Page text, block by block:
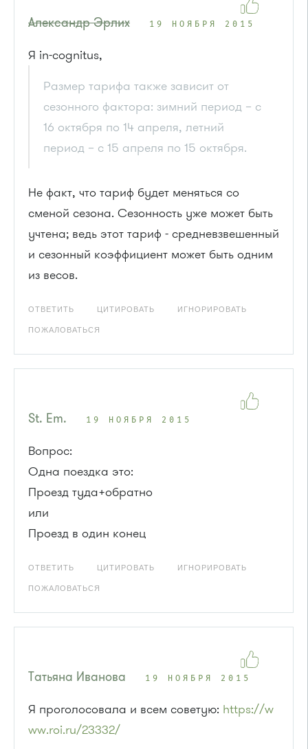
Александр Эрлих 19 НОЯБРЯ 2015
Я in-cognitus,
Размер тарифа также зависит от
сезонного фактора: зимний период – с
16 октября по 14 апреля, летний
период – с 15 апреля по 15 октября.
Не факт, что тариф будет меняться со
сменой сезона. Сезонность уже может быть
учтена; ведь этот тариф - средневзвешенный
и сезонный коэффициент может быть одним
из весов.
ОТВЕТИТЬ ЦИТИРОВАТЬ ИГНОРИРОВАТЬ
ПОЖАЛОВАТЬСЯ
St. Em. 19 НОЯБРЯ 2015
Вопрос:
Одна поездка это:
Проезд туда+обратно
или
Проезд в один конец
ОТВЕТИТЬ ЦИТИРОВАТЬ ИГНОРИРОВАТЬ
ПОЖАЛОВАТЬСЯ
Татьяна Иванова 19 НОЯБРЯ 2015
Я проголосовала и всем советую: https://w
ww.roi.ru/23332/